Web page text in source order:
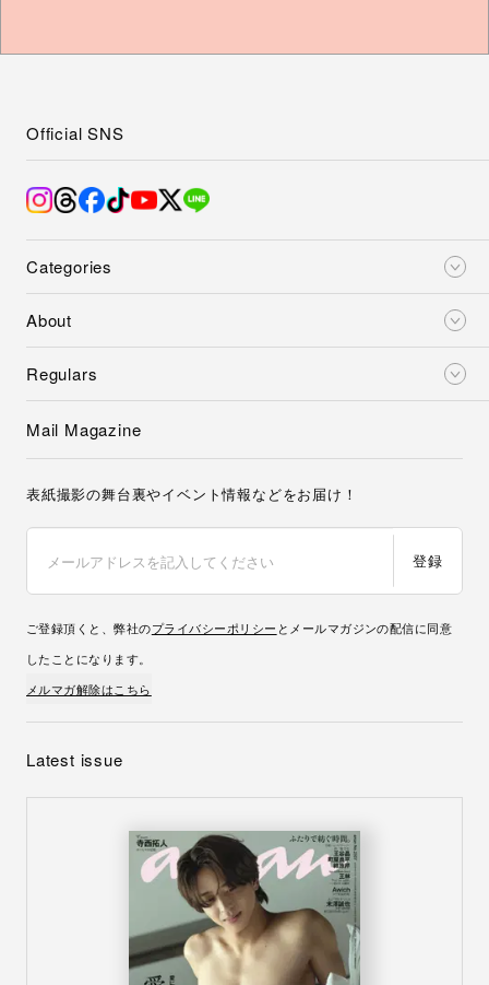
Categories
About
Regulars
Official SNS
Mail Magazine
表紙撮影の舞台裏やイベント情報などをお届け！
登録
ご登録頂くと、弊社のプライバシーポリシー とメールマガジンの配信に同意
したことになります。
メルマガ解除はこちら
Latest issue